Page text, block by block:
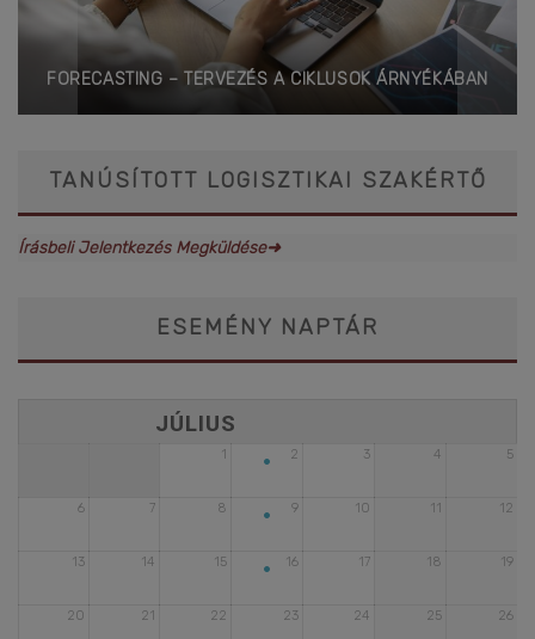
FORECASTING – TERVEZÉS A CIKLUSOK ÁRNYÉKÁBAN
TANÚSÍTOTT LOGISZTIKAI SZAKÉRTŐ
Írásbeli Jelentkezés Megküldése➜
ESEMÉNY NAPTÁR
1 2
• 3 4 5
6 7 8 9
• 10 11 12
13 14 15 16
• 17 18 19
20 21 22 23 24 25 26